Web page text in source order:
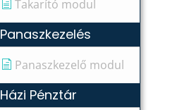
Takarító modul
Panaszkezelés
Panaszkezelő modul
Házi Pénztár